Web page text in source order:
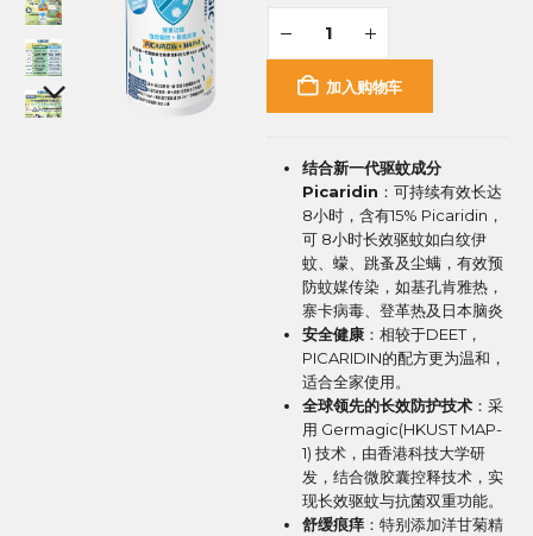
加入购物车
结合新一代驱蚊成分
Picaridin ：可持续有效长达
8小时，含有15% Picaridin，
可 8小时长效驱蚊如白纹伊
蚊、蠓、跳蚤及尘螨，有效预
防蚊媒传染，如基孔肯雅热，
寨卡病毒、登革热及日本脑炎
安全健康：相较于DEET，
PICARIDIN的配方更为温和，
适合全家使用。
全球领先的长效防护技术：采
用 Germagic(HKUST MAP-
1) 技术，由香港科技大学研
发，结合微胶囊控释技术，实
现长效驱蚊与抗菌双重功能。
舒缓痕痒：特别添加洋甘菊精